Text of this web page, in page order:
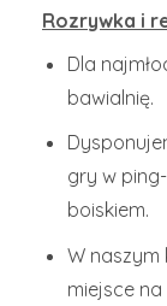
Rozrywka i
Dla
bawialnię.
gry w
boiskiem.
W naszym
miejsce